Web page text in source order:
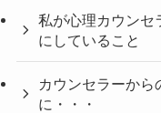
私が心理カウンセ
にしていること
カウンセラーから
に・・・